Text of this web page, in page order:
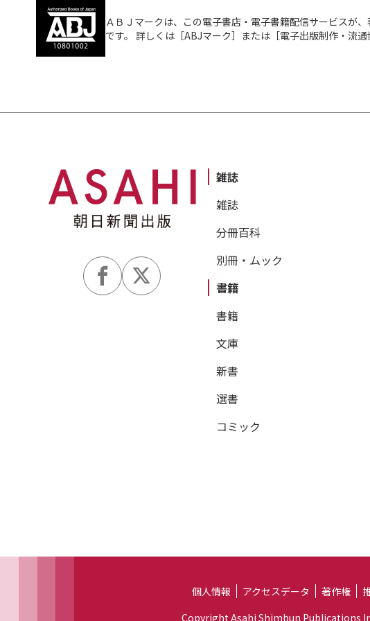
ＡＢＪマークは、この電子書店・電子書籍配信サービスが
です。 詳しくは［ABJマーク］または［電子出版制作・流
雑誌
雑誌
分冊百科
別冊・ムック
書籍
書籍
文庫
新書
選書
コミック
個人情報 アクセスデータ 著作権
Copyright Asahi Shimbun Publications